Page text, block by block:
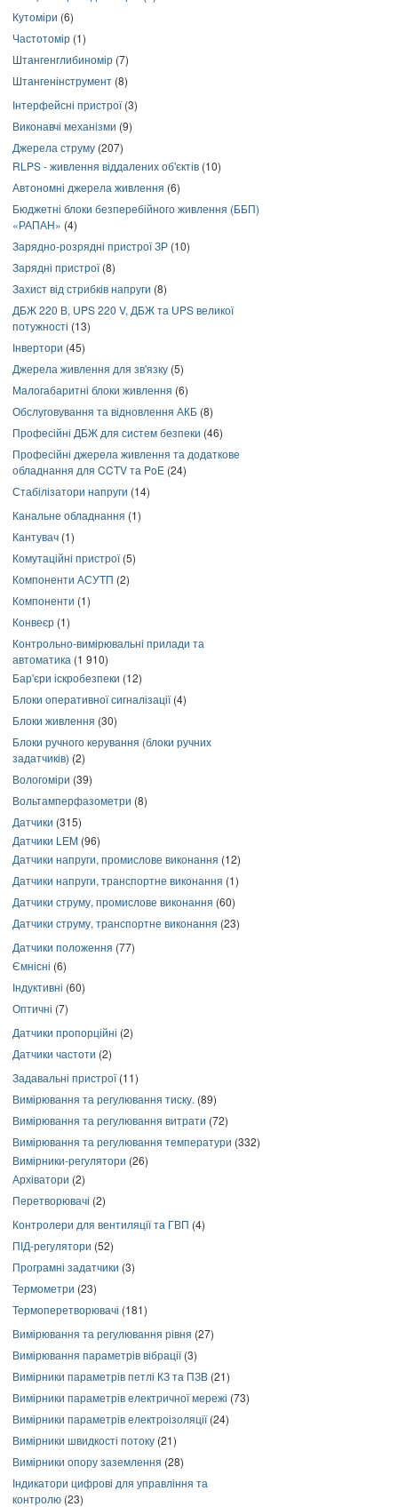
Кутоміри (6)
Частотомір (1)
Штангенглибиномір (7)
Штангенінструмент (8)
Інтерфейсні пристрої(3)
Виконавчі механізми (9)
Джерела струму (207)
RLPS - живлення віддалених об'єктів (10)
Автономні джерела живлення (6)
Бюджетні блоки безперебійного живлення (ББП)
«РАПАН» (4)
Зарядно-розрядні пристрої ЗР (10)
Зарядні пристрої(8)
Захист від стрибків напруги (8)
ДБЖ 220 В, UPS 220 V, ДБЖ та UPS великої
потужності (13)
Інвертори (45)
Джерела живлення для зв'язку (5)
Малогабаритні блоки живлення (6)
Обслуговування та відновлення АКБ (8)
Професійні ДБЖ для систем безпеки (46)
Професійні джерела живлення та додаткове
обладнання для CCTV та PoE (24)
Стабілізатори напруги (14)
Канальне обладнання (1)
Кантувач (1)
Комутаційні пристрої(5)
Компоненти АСУТП (2)
Компоненти (1)
Конвеєр (1)
Контрольно-вимірювальні прилади та
автоматика (1 910)
Бар'єри іскробезпеки (12)
Блоки оперативної сигналізації(4)
Блоки живлення (30)
Блоки ручного керування (блоки ручних
задатчиків) (2)
Вологоміри (39)
Вольтамперфазометри (8)
Датчики (315)
Датчики LEM (96)
Датчики напруги, промислове виконання (12)
Датчики напруги, транспортне виконання (1)
Датчики струму, промислове виконання (60)
Датчики струму, транспортне виконання (23)
Датчики положення (77)
Ємнісні (6)
Індуктивні (60)
Оптичні (7)
Датчики пропорційні (2)
Датчики частоти (2)
Задавальні пристрої(11)
Вимірювання та регулювання тиску. (89)
Вимірювання та регулювання витрати (72)
Вимірювання та регулювання температури (332)
Вимірники-регулятори (26)
Архіватори (2)
Перетворювачі (2)
Контролери для вентиляції та ГВП (4)
ПІД-регулятори (52)
Програмні задатчики (3)
Термометри (23)
Термоперетворювачі (181)
Вимірювання та регулювання рівня (27)
Вимірювання параметрів вібрації(3)
Вимірники параметрів петлі КЗ та ПЗВ (21)
Вимірники параметрів електричної мережі (73)
Вимірники параметрів електроізоляції(24)
Вимірники швидкості потоку (21)
Вимірники опору заземлення (28)
Індикатори цифрові для управління та
контролю (23)